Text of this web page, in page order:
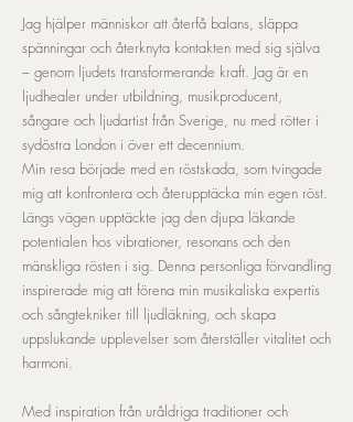
Jag hjälper människor att återfå balans, släppa
spänningar och återknyta kontakten med sig själva
– genom ljudets transformerande kraft. Jag är en
ljudhealer under utbildning, musikproducent,
sångare och ljudartist från Sverige, nu med rötter i
sydöstra London i över ett decennium.
Min resa började med en röstskada, som tvingade
mig att konfrontera och återupptäcka min egen röst.
Längs vägen upptäckte jag den djupa läkande
potentialen hos vibrationer, resonans och den
mänskliga rösten i sig. Denna personliga förvandling
inspirerade mig att förena min musikaliska expertis
och sångtekniker till ljudläkning, och skapa
uppslukande upplevelser som återställer vitalitet och
harmoni.
Med inspiration från uråldriga traditioner och